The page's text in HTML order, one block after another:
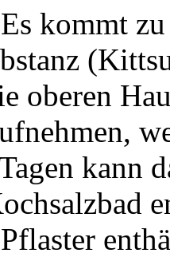
kommt
oberen
kann